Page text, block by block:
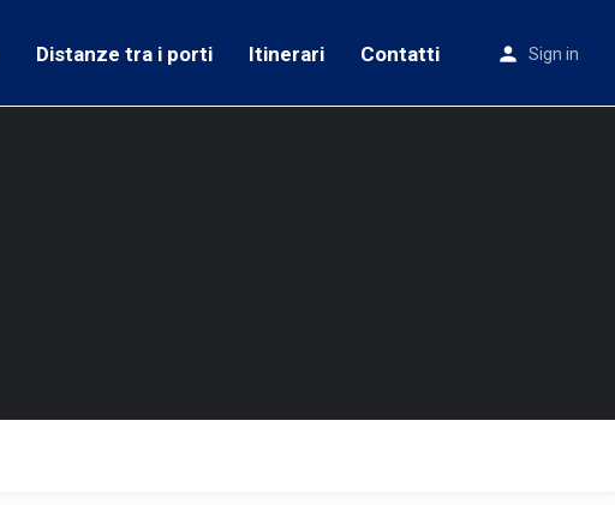
Distanze tra i porti Itinerari Contatti Sign in